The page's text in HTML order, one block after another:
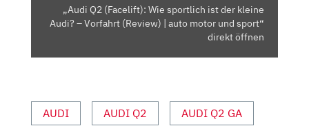
MOTOR
UND
„Audi Q2 (Facelift): Wie sportlich ist der kleine
Audi? – Vorfahrt (Review) | auto motor und sport“
direkt öffnen
AUDI AUDI Q2 AUDI Q2 GA